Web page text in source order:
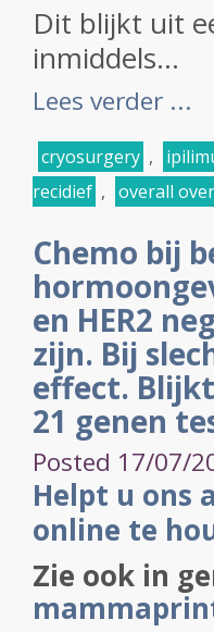
Dit blijkt uit
inmiddels...
Lees verder ...
cryosurgery ,
recidief , overall
Chemo bij
en HER2
zijn. Bij
effect.
21 genen
Posted 17/07/
Helpt u ons
online te
Zie ook in